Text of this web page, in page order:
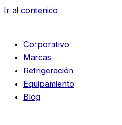
Ir al contenido
Corporativo
Marcas
Refrigeración
Equipamiento
Blog